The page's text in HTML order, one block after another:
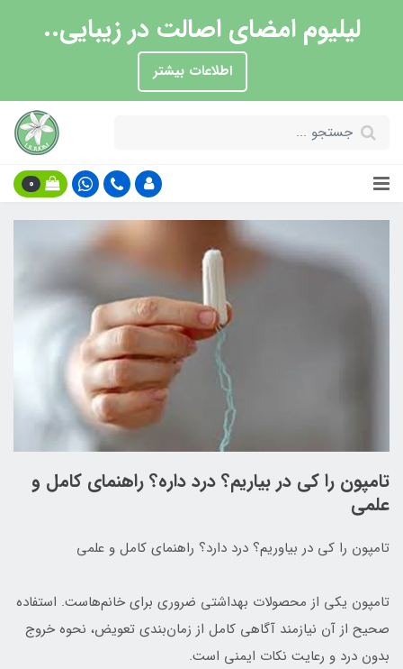
لیلیوم امضای اصالت در زیبایی..
اطلاعات بیشتر
0
تامپون را کی در بیاریم؟ درد داره؟ راهنمای کامل و
علمی
تامپون را کی در بیاوریم؟ درد دارد؟ راهنمای کامل و علمی
تامپون یکی از محصولات بهداشتی ضروری برای خانم‌هاست. استفاده
صحیح از آن نیازمند آگاهی کامل از زمان‌بندی تعویض، نحوه خروج
بدون درد و رعایت نکات ایمنی است.